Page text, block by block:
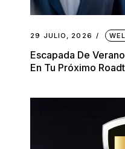
29 JULIO, 2026
Escapada De
En Tu Próximo